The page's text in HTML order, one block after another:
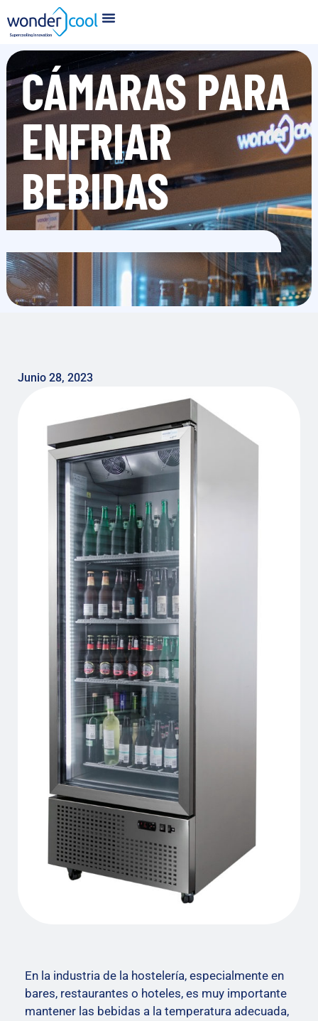
CÁMARAS PARA
ENFRIAR
BEBIDAS
Junio 28, 2023
En la industria de la hostelería, especialmente en
bares, restaurantes o hoteles, es muy importante
mantener las bebidas a la temperatura adecuada,